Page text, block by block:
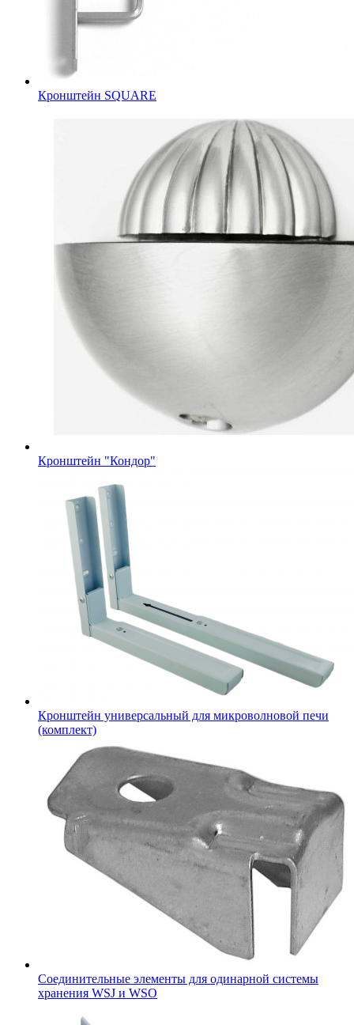
Кронштейн SQUARE
Кронштейн "Кондор"
Кронштейн универсальный для микроволновой печи
(комплект)
Соединительные элементы для одинарной системы
хранения WSJ и WSO